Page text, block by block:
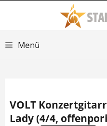
Menü
VOLT
Lady (4/4,